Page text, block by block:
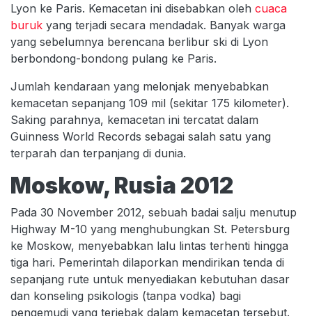
Lyon ke Paris. Kemacetan ini disebabkan oleh cuaca
buruk yang terjadi secara mendadak. Banyak warga
yang sebelumnya berencana berlibur ski di Lyon
berbondong-bondong pulang ke Paris.
Jumlah kendaraan yang melonjak menyebabkan
kemacetan sepanjang 109 mil (sekitar 175 kilometer).
Saking parahnya, kemacetan ini tercatat dalam
Guinness World Records sebagai salah satu yang
terparah dan terpanjang di dunia.
Moskow, Rusia 2012
Pada 30 November 2012, sebuah badai salju menutup
Highway M-10 yang menghubungkan St. Petersburg
ke Moskow, menyebabkan lalu lintas terhenti hingga
tiga hari. Pemerintah dilaporkan mendirikan tenda di
sepanjang rute untuk menyediakan kebutuhan dasar
dan konseling psikologis (tanpa vodka) bagi
pengemudi yang terjebak dalam kemacetan tersebut.